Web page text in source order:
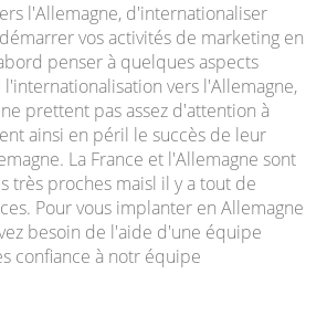
l'Allemagne, d'internationaliser
vos activités de marketing en
penser à quelques aspects
vers l'Allemagne,
prettent pas assez d'attention à
ainsi en péril le succès de leur
La France et l'Allemagne sont
très proches maisl il y a tout de
Pour vous implanter en Allemagne
besoin de l'aide d'une équipe
confiance à notr équipe